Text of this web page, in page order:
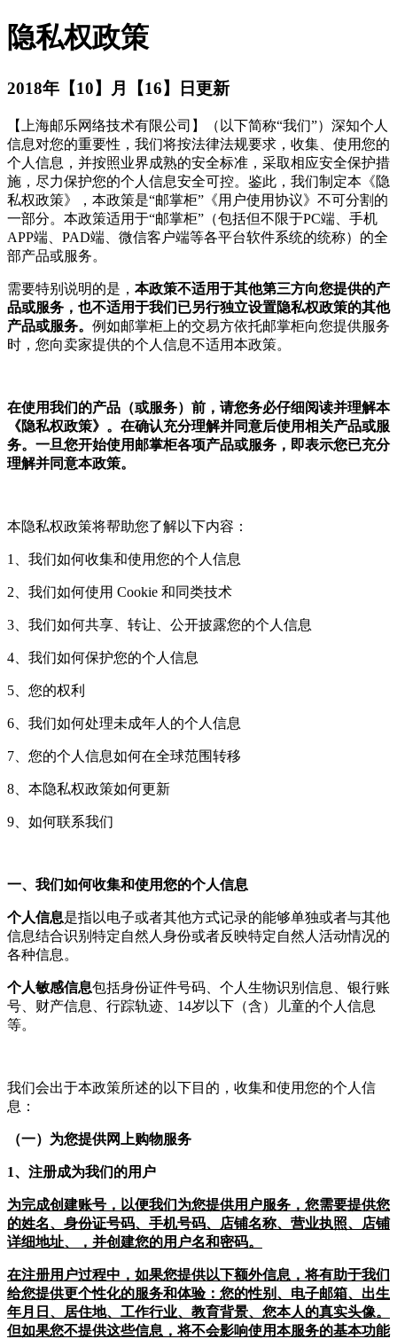
隐私权政策
2018年【10】月【16】日更新
【上海邮乐网络技术有限公司】（以下简称“我们”）深知个人
信息对您的重要性，我们将按法律法规要求，收集、使用您的
个人信息，并按照业界成熟的安全标准，采取相应安全保护措
施，尽力保护您的个人信息安全可控。鉴此，我们制定本《隐
私权政策》，本政策是“邮掌柜”《用户使用协议》不可分割的
一部分。本政策适用于“邮掌柜”（包括但不限于PC端、手机
APP端、PAD端、微信客户端等各平台软件系统的统称）的全
部产品或服务。
需要特别说明的是， 本政策不适用于其他第三方向您提供的产
品或服务，也不适用于我们已另行独立设置隐私权政策的其他
产品或服务。 例如邮掌柜上的交易方依托邮掌柜向您提供服务
时，您向卖家提供的个人信息不适用本政策。
在使用我们的产品（或服务）前，请您务必仔细阅读并理解本
《隐私权政策》。在确认充分理解并同意后使用相关产品或服
务。一旦您开始使用邮掌柜各项产品或服务，即表示您已充分
理解并同意本政策。
本隐私权政策将帮助您了解以下内容：
1、我们如何收集和使用您的个人信息
2、我们如何使用 Cookie 和同类技术
3、我们如何共享、转让、公开披露您的个人信息
4、我们如何保护您的个人信息
5、您的权利
6、我们如何处理未成年人的个人信息
7、您的个人信息如何在全球范围转移
8、本隐私权政策如何更新
9、如何联系我们
一、我们如何收集和使用您的个人信息
个人信息是指以电子或者其他方式记录的能够单独或者与其他
信息结合识别特定自然人身份或者反映特定自然人活动情况的
各种信息。
个人敏感信息包括身份证件号码、个人生物识别信息、银行账
号、财产信息、行踪轨迹、14岁以下（含）儿童的个人信息
等。
我们会出于本政策所述的以下目的，收集和使用您的个人信
息：
（一）为您提供网上购物服务
1、注册成为我们的用户
为完成创建账号，以便我们为您提供用户服务，您需要提供您
的姓名、身份证号码、手机号码、店铺名称、营业执照、店铺
详细地址、，并创建您的用户名和密码。
在注册用户过程中，如果您提供以下额外信息，将有助于我们
给您提供更个性化的服务和体验：您的性别、电子邮箱、出生
年月日、居住地、工作行业、教育背景、您本人的真实头像。
但如果您不提供这些信息，将不会影响使用本服务的基本功能